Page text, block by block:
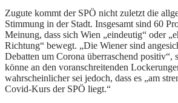
Zugute kommt der SPÖ nicht zuletzt die
Stimmung in der Stadt. Insgesamt sind 60
Meinung, dass sich Wien „eindeutig“ oder
Richtung“ bewegt. „Die Wiener sind
Debatten um Corona überraschend positiv“,
könne an den voranschreitenden
wahrscheinlicher sei jedoch, dass es „am
Covid-Kurs der SPÖ liegt.“